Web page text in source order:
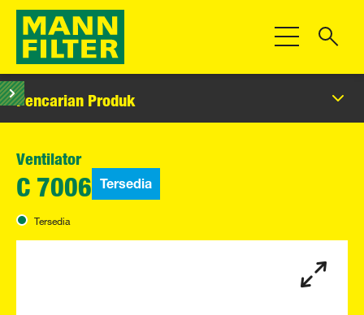
Beralih
Pencarian Produk
Ventilator
C 7006 Tersedia
Tersedia